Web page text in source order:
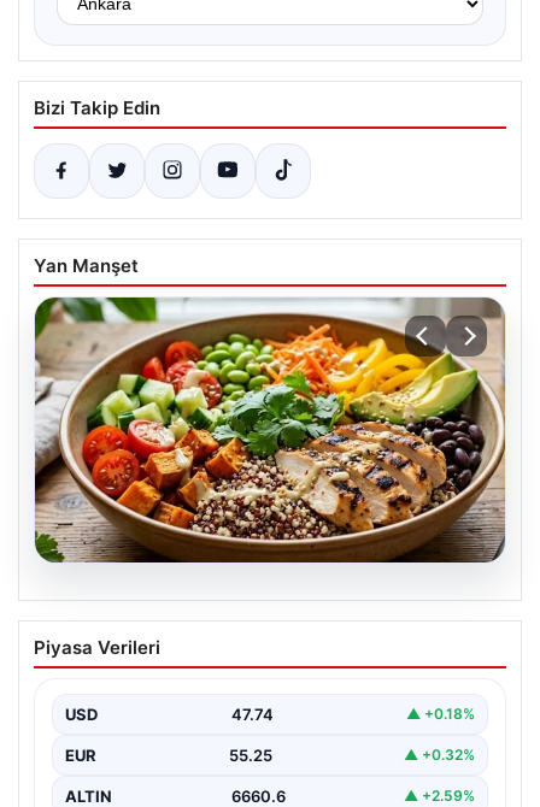
Bizi Takip Edin
Yan Manşet
Spor sonrası hedefleri tutturan makro
dostu: Renkli kinoa ve tavuk kasesi
Piyasa Verileri
USD 47.74 ▲ +0.18%
EUR 55.25 ▲ +0.32%
ALTIN 6660.6 ▲ +2.59%